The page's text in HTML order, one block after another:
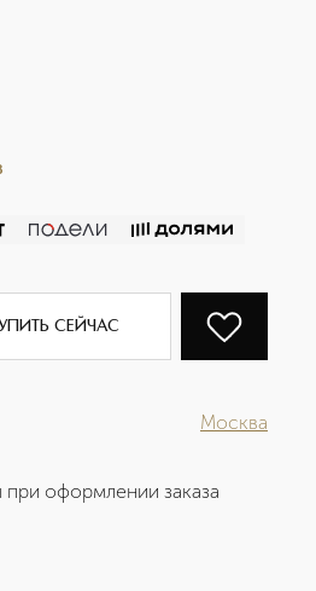
СЕЙЧАС
Москва
оформлении заказа